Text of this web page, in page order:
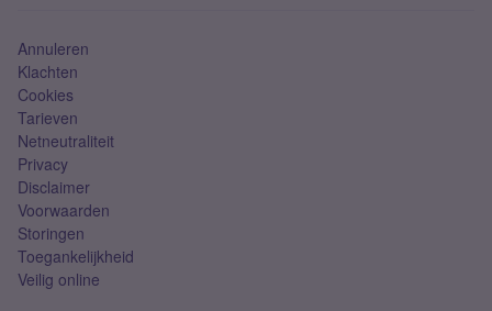
Annuleren
Klachten
Cookies
Tarieven
Netneutraliteit
Privacy
Disclaimer
Voorwaarden
Storingen
Toegankelijkheid
Veilig online